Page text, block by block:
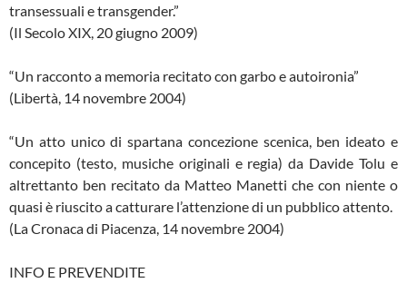
transessuali e transgender.”
(Il Secolo XIX, 20 giugno 2009)
“Un racconto a memoria recitato con garbo e autoironia”
(Libertà, 14 novembre 2004)
“Un atto unico di spartana concezione scenica, ben ideato e
concepito (testo, musiche originali e regia) da Davide Tolu e
altrettanto ben recitato da Matteo Manetti che con niente o
quasi è riuscito a catturare l’attenzione di un pubblico attento.
(La Cronaca di Piacenza, 14 novembre 2004)
INFO E PREVENDITE